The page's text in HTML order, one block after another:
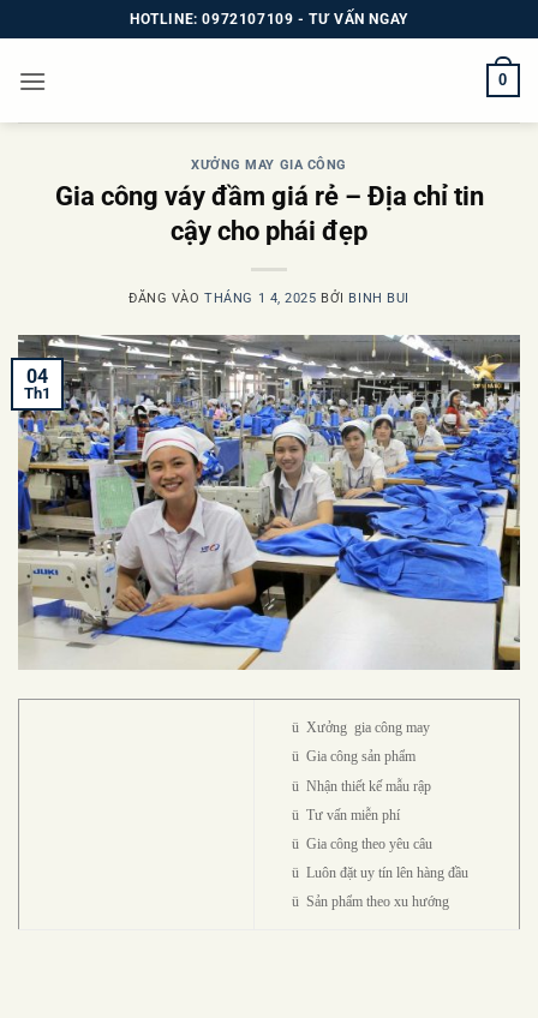
qua
nội
HOTLINE: 0972107109 - TƯ VẤN NGAY
0
XƯỞNG MAY GIA CÔNG
Gia công váy đầm giá rẻ – Địa chỉ tin
cậy cho phái đẹp
ĐĂNG VÀOTHÁNG 1 4, 2025 BỞI BINH BUI
04
Th1
ü Xưởng gia công may
ü Gia công sản phẩm
ü Nhận thiết kế mẫu rập
ü Tư vấn miễn phí
ü Gia công theo yêu câu
ü Luôn đặt uy tín lên hàng đầu
ü Sản phẩm theo xu hướng